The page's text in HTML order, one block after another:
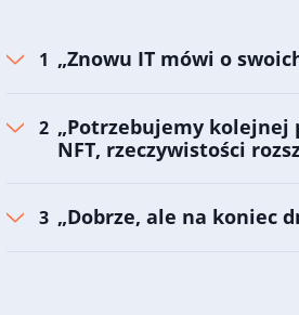
„Znowu IT mówi o
„Potrzebujemy
NFT, rzeczywistości
„Dobrze, ale na koniec